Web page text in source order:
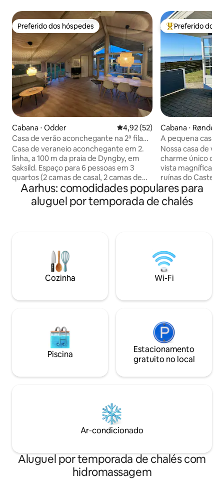
Preferido dos hóspedes
Preferido dos hóspedes
Cabana ⋅ Odder 4,92 de uma avaliação média
4,92 (52)
Casa de verão aconchegante na 2ª fila
da praia de Dyngby
Casa de veraneio aconchegante em 2.
linha, a 100 m da praia de Dyngby, em
Saksild. Espaço para 6 pessoas em 3
quartos (2 camas de casal, 2 camas de
solteiro). Cozinha/sala de estar, lareira a
lenha, Wi-Fi, Chromecast e sauna.
Jardim privativo com terraço,
permitidos. Há uma cerca baixa ao redor
do terreno. Traga suas próprias roupas
de cama e toalhas. Pranchas de SUP e
bicicletas podem ser usadas
Eletricidade: 3 DKK/kWh, cobrada de
Entre os
Preferido dos
Cabana ⋅ Rønde
A pequena casa
Nossa casa de
charme único de
vista magnífica
ruínas do Castelo
apenas 25 passos
para crianças. A
do atual
um ambiente
como as ruínas
Parque Nacional
diversões Djurs
Aarhus: comodidades populares para
aluguel por temporada de chalés
Cozinha Wi-Fi
Piscina
Estacionamento
gratuito no local
Ar-condicionado
Aluguel por temporada de chalés com
hidromassagem